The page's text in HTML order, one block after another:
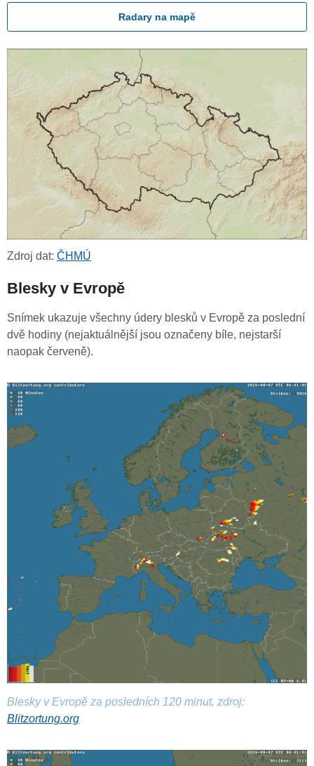
Radary na mapě
Zdroj dat: ČHMÚ
Blesky v Evropě
Snímek ukazuje všechny údery blesků v Evropě za poslední
dvě hodiny (nejaktuálnější jsou označeny bíle, nejstarší
naopak červeně).
Blesky v Evropě za posledních 120 minut, zdroj:
Blitzortung.org